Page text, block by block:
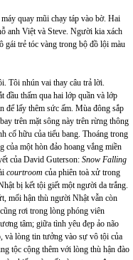
quay mũi chạy táp vào bờ. Hai
anh Việt và Steve. Người kia xách
gái trẻ tóc vàng trong bộ đồ lội màu
Tôi nhún vai thay câu trả lời.
đầu thấm qua hai lớp quần và lớp
để lấy thêm sức ấm. Mùa đông sắp
trên mặt sông này trên rừng thông
cố hữu của tiểu bang. Thoáng trong
của một hòn đảo hoang vắng miền
của David Guterson: Snow Falling
courtroom của phiên toà xử trong
bị kết tội giết một người da trắng.
mối hận thù người Nhật vẫn còn
rơi trong lòng phóng viên
tâm; giữa tình yêu đẹp ảo não
và lòng tin tưởng vào sự vô tội của
tộc cộng thêm với lòng thù hận đào